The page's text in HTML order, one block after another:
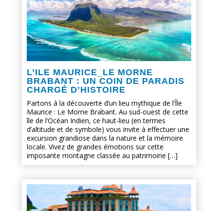
L’ILE MAURICE_LE MORNE
BRABANT : UN COIN DE PARADIS
CHARGÉ D’HISTOIRE
Partons à la découverte d’un lieu mythique de l’Île
Maurice : Le Morne Brabant. Au sud-ouest de cette
île de l’Océan Indien, ce haut-lieu (en termes
d’altitude et de symbole) vous invite à effectuer une
excursion grandiose dans la nature et la mémoire
locale. Vivez de grandes émotions sur cette
imposante montagne classée au patrimoine […]